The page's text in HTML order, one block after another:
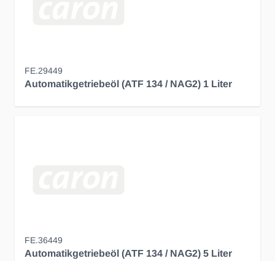
FE.29449
Automatikgetriebeöl (ATF 134 / NAG2) 1 Liter
FE.36449
Automatikgetriebeöl (ATF 134 / NAG2) 5 Liter